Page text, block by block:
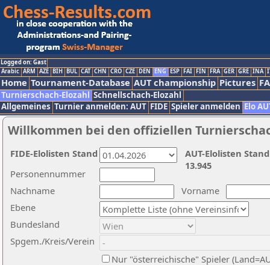
Logged on: Gast
Arabic ARM AZE BIH BUL CAT CHN CRO CZE DEN ENG ESP FAI FIN FRA GER GRE INA
Home Tournament-Database AUT championship Pictures
Turnierschach-Elozahl Schnellschach-Elozahl
Allgemeines Turnier anmelden: AUT FIDE Spieler anmelden Elo
Willkommen bei den offiziellen
Nachname
Vorname
Ebene
Personennummer
Bundesland
Spgem./Kreis/Verein
Nur "österreichische" Spieler
AUT-Elolisten
13.945
FIDE-Elolisten Stand